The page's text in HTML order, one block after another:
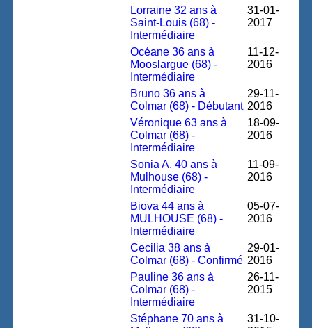
Lorraine 32 ans à
Saint-Louis (68) -
Intermédiaire
31-01-
2017
Océane 36 ans à
Mooslargue (68) -
Intermédiaire
11-12-
2016
Bruno 36 ans à
Colmar (68) - Débutant
29-11-
2016
Véronique 63 ans à
Colmar (68) -
Intermédiaire
18-09-
2016
Sonia A. 40 ans à
Mulhouse (68) -
Intermédiaire
11-09-
2016
Biova 44 ans à
MULHOUSE (68) -
Intermédiaire
05-07-
2016
Cecilia 38 ans à
Colmar (68) - Confirmé
29-01-
2016
Pauline 36 ans à
Colmar (68) -
Intermédiaire
26-11-
2015
Stéphane 70 ans à
31-10-